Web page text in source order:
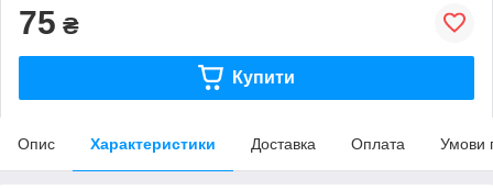
75 ₴
Купити
Опис Характеристики Доставка Оплата Умови